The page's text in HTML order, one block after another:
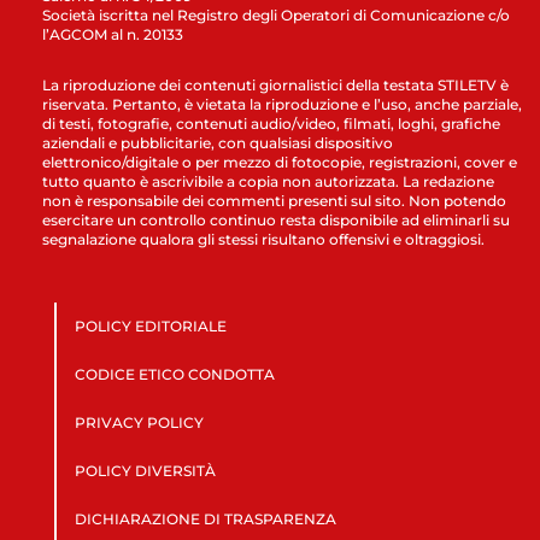
Società iscritta nel Registro degli Operatori di Comunicazione c/o
l’AGCOM al n. 20133
La riproduzione dei contenuti giornalistici della testata STILETV è
riservata. Pertanto, è vietata la riproduzione e l’uso, anche parziale,
di testi, fotografie, contenuti audio/video, filmati, loghi, grafiche
aziendali e pubblicitarie, con qualsiasi dispositivo
elettronico/digitale o per mezzo di fotocopie, registrazioni, cover e
tutto quanto è ascrivibile a copia non autorizzata. La redazione
non è responsabile dei commenti presenti sul sito. Non potendo
esercitare un controllo continuo resta disponibile ad eliminarli su
segnalazione qualora gli stessi risultano offensivi e oltraggiosi.
POLICY EDITORIALE
CODICE ETICO CONDOTTA
PRIVACY POLICY
POLICY DIVERSITÀ
DICHIARAZIONE DI TRASPARENZA